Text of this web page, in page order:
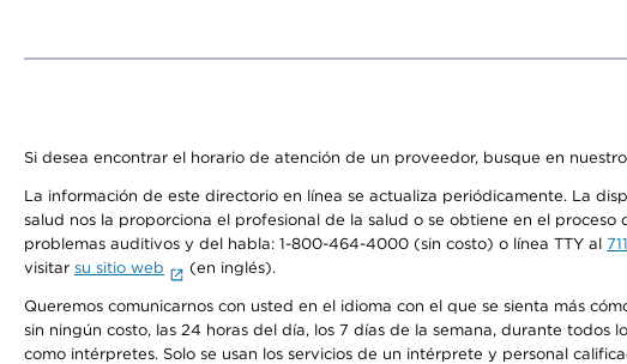
Si desea encontrar el horario de atención de un proveedor, busque en
La información de este directorio en línea se actualiza periódicamente. La
salud nos la proporciona el profesional de la salud o se obtiene en el
problemas auditivos y del habla: 1-800-464-4000 (sin costo) o línea TTY al 711
visitar su sitio web (en inglés).
Queremos comunicarnos con usted en el idioma con el que se sienta más
sin ningún costo, las 24 horas del día, los 7 días de la semana, durante
como intérpretes. Solo se usan los servicios de un intérprete y personal